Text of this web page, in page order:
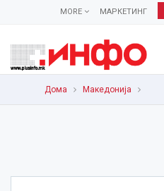
МАРКЕТИНГ
MORE
Дома Македонија